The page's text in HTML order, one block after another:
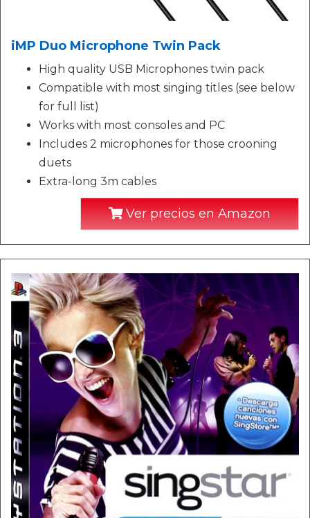
iMP Duo Microphone Twin Pack
High quality USB Microphones twin pack
Compatible with most singing titles (see below
for full list)
Works with most consoles and PC
Includes 2 microphones for those crooning
duets
Extra-long 3m cables
Ver precios en Amazon